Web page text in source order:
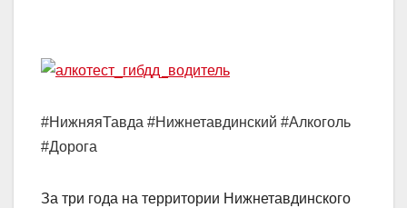
#НижняяТавда #Нижнетавдинский #Алкоголь
#Дорога
За три года на территории Нижнетавдинского